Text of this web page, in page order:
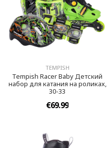
TEMPISH
Tempish Racer Baby Детский
набор для катания на роликах,
30-33
€69.99